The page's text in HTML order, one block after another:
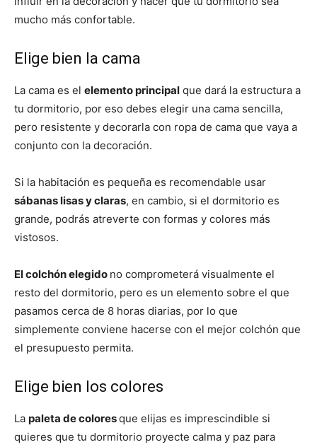
mucho más confortable.
Elige bien la cama
La cama es el elemento principal que dará la estructura a
tu dormitorio, por eso debes elegir una cama sencilla,
pero resistente y decorarla con ropa de cama que vaya a
conjunto con la decoración.
Si la habitación es pequeña es recomendable usar
sábanas lisas y claras, en cambio, si el dormitorio es
grande, podrás atreverte con formas y colores más
vistosos.
El colchón elegido no comprometerá visualmente el
resto del dormitorio, pero es un elemento sobre el que
pasamos cerca de 8 horas diarias, por lo que
simplemente conviene hacerse con el mejor colchón que
el presupuesto permita.
Elige bien los colores
La paleta de coloresque elijas es imprescindible si
quieres que tu dormitorio proyecte calma y paz para